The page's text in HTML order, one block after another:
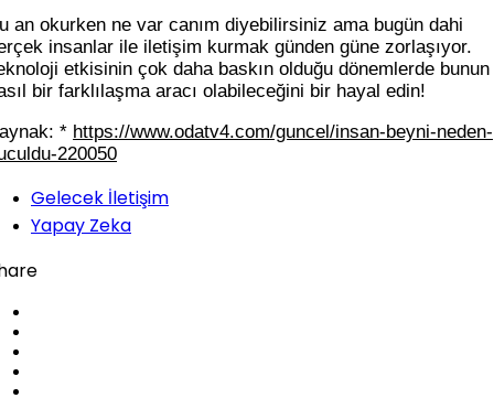
an okurken ne var canım diyebilirsiniz ama bugün dahi
insanlar ile iletişim kurmak günden güne zorlaşıyor.
etkisinin çok daha baskın olduğu dönemlerde bunun
bir farklılaşma aracı olabileceğini bir hayal edin!
* https://www.odatv4.com/guncel/insan-beyni-neden-
220050
Gelecek İletişim
Yapay Zeka